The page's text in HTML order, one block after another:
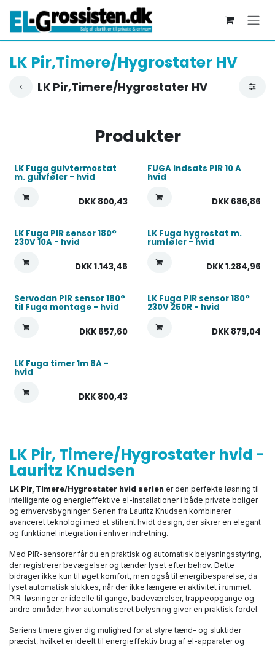
LK Pir,Timere/Hygrostater HV
LK Pir,Timere/Hygrostater HV
Produkter
LK Fuga gulvtermostat
m. gulvføler - hvid
DKK 800,43
FUGA indsats PIR 10 A
hvid
DKK 686,86
LK Fuga PIR sensor 180°
230V 10A - hvid
DKK1.143,46
LK Fuga hygrostat m.
rumføler - hvid
DKK1.284,96
Servodan PIR sensor 180°
til Fuga montage - hvid
DKK 657,60
LK Fuga PIR sensor 180°
230V 250R - hvid
DKK 879,04
LK Fuga timer 1m 8A -
hvid
DKK 800,43
LK Pir, Timere/Hygrostater hvid -
Lauritz Knudsen
LK Pir, Timere/Hygrostater hvid serien er den perfekte løsning til
intelligente og energieffektive el-installationer i både private boliger
og erhvervsbygninger. Serien fra Lauritz Knudsen kombinerer
avanceret teknologi med et stilrent hvidt design, der sikrer en elegant
og funktionel integration i enhver indretning.
Med PIR-sensorer får du en praktisk og automatisk belysningsstyring,
der registrerer bevægelser og tænder lyset efter behov. Dette
bidrager ikke kun til øget komfort, men også til energibesparelse, da
lyset automatisk slukkes, når der ikke længere er aktivitet i rummet.
PIR-løsninger er ideelle til gange, badeværelser, trappeopgange og
andre områder, hvor automatiseret belysning giver en praktisk fordel.
Seriens timere giver dig mulighed for at styre tænd- og sluktider
præcist, hvilket er ideelt til energieffektiv brug af el-apparater og